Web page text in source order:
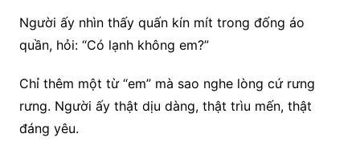
Người ấy nhìn thấy quấn kín mít trong đống áo
quần, hỏi: “Có lạnh không em?”
Chỉ thêm một từ “em” mà sao nghe lòng cứ rưng
rưng. Người ấy thật dịu dàng, thật trìu mến, thật
đáng yêu.